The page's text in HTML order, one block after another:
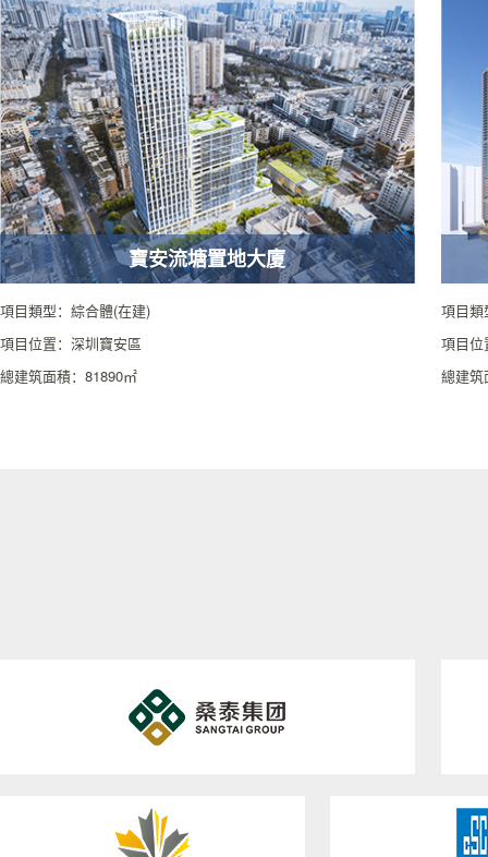
寶安流塘置地大廈
項目類型：綜合體(在建)
項目位置：深圳寶安區
總建筑面積：81890㎡
項目類
項目位
總建筑